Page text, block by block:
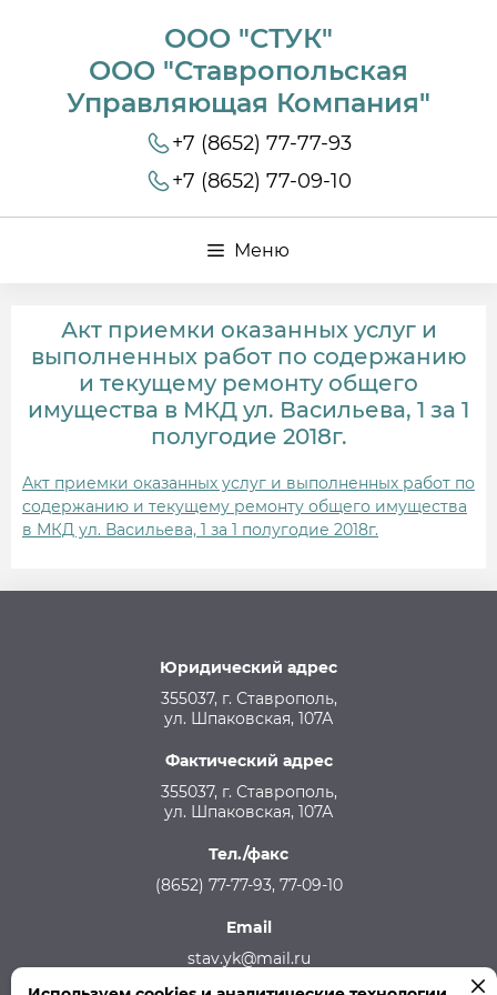
ООО "СТУК"
ООО "Ставропольская
Управляющая Компания"
+7 (8652) 77-77-93
+7 (8652) 77-09-10
Меню
Акт приемки оказанных услуг и
выполненных работ по содержанию
и текущему ремонту общего
имущества в МКД ул. Васильева, 1 за 1
полугодие 2018г.
Акт приемки оказанных услуг и выполненных работ по
содержанию и текущему ремонту общего имущества
в МКД ул. Васильева, 1 за 1 полугодие 2018г.
Юридический адрес
355037, г. Ставрополь,
ул. Шпаковская, 107А
Фактический адрес
355037, г. Ставрополь,
ул. Шпаковская, 107А
Тел./факс
(8652) 77-77-93, 77-09-10
Email
stav.yk@mail.ru